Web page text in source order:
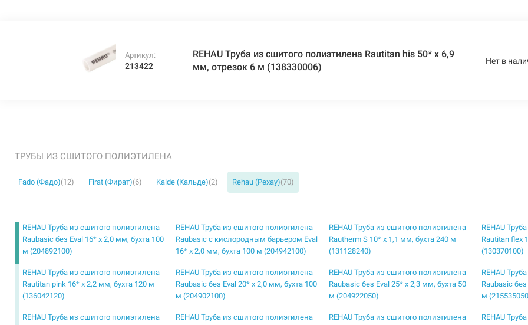
Артикул:
213422
REHAU Труба из сшитого полиэтилена Rautitan his 50* x 6,9
мм, отрезок 6 м (138330006)
Нет в
ТРУБЫ ИЗ СШИТОГО ПОЛИЭТИЛЕНА
Fado (Фадо)(12) Firat (Фират)(6) Kalde (Кальде)(2) Rehau (Рехау)(70)
REHAU Труба из сшитого полиэтилена
Raubasic без Eval 16* x 2,0 мм, бухта 100
м (204892100)
REHAU Труба из сшитого полиэтилена
Raubasic с кислородным барьером Eval
16* x 2,0 мм, бухта 100 м (204942100)
REHAU Труба из сшитого полиэтилена
Rautherm S 10* x 1,1 мм, бухта 240 м
(131128240)
REHAU
Rautitan flex
(130370100)
REHAU Труба из сшитого полиэтилена
Rautitan pink 16* x 2,2 мм, бухта 120 м
(136042120)
REHAU Труба из сшитого полиэтилена
Raubasic без Eval 20* x 2,0 мм, бухта 100
м (204902100)
REHAU Труба из сшитого полиэтилена
Raubasic без Eval 25* x 2,3 мм, бухта 50
м (204922050)
REHAU
Raubasic
м
REHAU Труба из сшитого полиэтилена
REHAU Труба из сшитого полиэтилена
REHAU Труба из сшитого полиэтилена
REHAU